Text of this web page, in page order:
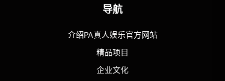
导航
介绍PA真人娱乐官方网站
精品项目
企业文化